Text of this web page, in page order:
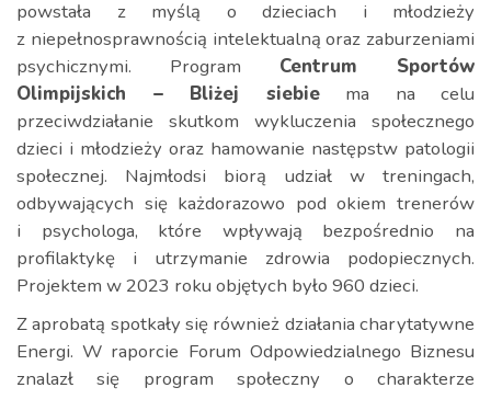
powstała z myślą o dzieciach i młodzieży
z niepełnosprawnością intelektualną oraz zaburzeniami
psychicznymi. Program Centrum Sportów
Olimpijskich – Bliżej siebiema na celu
przeciwdziałanie skutkom wykluczenia społecznego
dzieci i młodzieży oraz hamowanie następstw patologii
społecznej. Najmłodsi biorą udział w treningach,
odbywających się każdorazowo pod okiem trenerów
i psychologa, które wpływają bezpośrednio na
profilaktykę i utrzymanie zdrowia podopiecznych.
Projektem w 2023 roku objętych było 960 dzieci.
Z aprobatą spotkały się również działania charytatywne
Energi. W raporcie Forum Odpowiedzialnego Biznesu
znalazł się program społeczny o charakterze